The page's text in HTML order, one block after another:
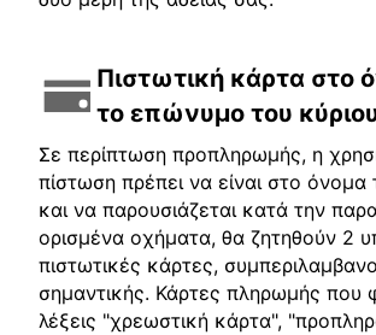
Πιστωτική κάρτα στο
το επώνυμο του
Σε περίπτωση προπληρωμής, η
πίστωση πρέπει να είναι στο όνομα
και να παρουσιάζεται κατά την
ορισμένα οχήματα, θα ζητηθούν 2
πιστωτικές κάρτες,
σημαντικής. Κάρτες πληρωμής που
λέξεις "χρεωστική κάρτα",